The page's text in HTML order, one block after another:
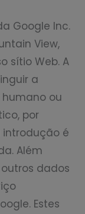
Google Inc.
View,
sítio Web. A
a
ou
por
introdução é
Além
dados
Estes